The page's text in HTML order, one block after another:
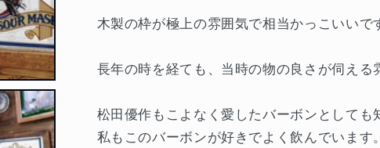
木製の枠が極上の雰囲気で相当かっこいいで
長年の時を経ても、当時の物の良さが伺える
松田優作もこよなく愛したバーボンとしても
私もこのバーボンが好きでよく飲んでいます。